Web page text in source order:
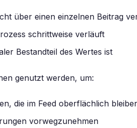
über einen einzelnen Beitrag
schrittweise verläuft
Bestandteil des Wertes ist
genutzt werden, um:
die im Feed oberflächlich
vorwegzunehmen